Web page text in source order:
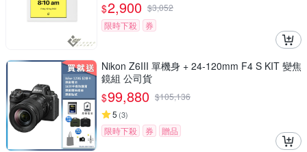
$2,900 $3,052
限時下殺
券
Nikon Z6III 單機身 + 24-120mm F4 S KIT 變焦
鏡組 公司貨
$99,880 $105,136
5 (3)
限時下殺 券 贈品